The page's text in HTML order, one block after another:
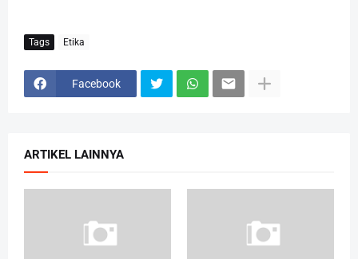
Tags Etika
Facebook
ARTIKEL LAINNYA